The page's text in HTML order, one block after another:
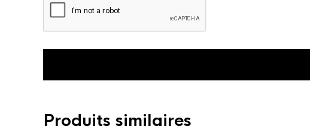
Produits similaires